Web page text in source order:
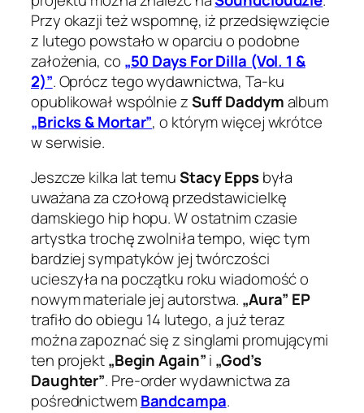
Przy okazji też wspomnę, iż przedsięwzięcie
z lutego powstało w oparciu o podobne
założenia, co „50 Days For Dilla (Vol. 1 &
2)”. Oprócz tego wydawnictwa, Ta-ku
opublikował wspólnie zSuff Daddymalbum
„Bricks & Mortar”, o którym więcej wkrótce
w serwisie.
Jeszcze kilka lat temuStacy Eppsbyła
uważana za czołową przedstawicielkę
damskiego hip hopu. W ostatnim czasie
artystka trochę zwolniła tempo, więc tym
bardziej sympatyków jej twórczości
ucieszyła na początku roku wiadomość o
nowym materiale jej autorstwa. „Aura” EP
trafiło do obiegu 14 lutego, a już teraz
można zapoznać się z singlami promującymi
ten projekt„Begin Again”i „God’s
Daughter”. Pre-order wydawnictwa za
pośrednictwemBandcampa.